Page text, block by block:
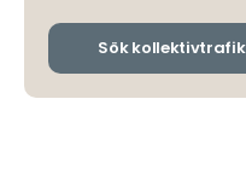
Sök kollektivtrafik